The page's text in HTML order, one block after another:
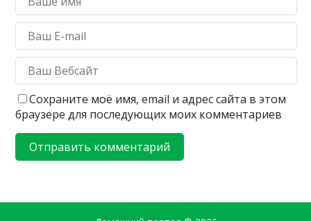
Сохраните моё имя, email и адрес сайта в этом
браузере для последующих моих комментариев